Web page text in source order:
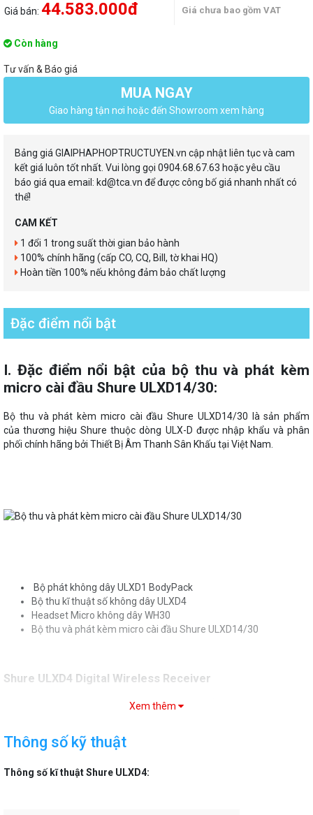
Giá bán: 44.583.000đ Giá chưa bao gồm VAT
Còn hàng
Tư vấn & Báo giá
MUA NGAY
Giao hàng tận nơi hoặc đến Showroom xem hàng
Bảng giá GIAIPHAPHOPTRUCTUYEN.vn cập nhật liên tục và cam
kết giá luôn tốt nhất. Vui lòng gọi 0904.68.67.63 hoặc yêu cầu
báo giá qua email: kd@tca.vn để được công bố giá nhanh nhất có
thể!
CAM KẾT
1 đổi 1 trong suất thời gian bảo hành
100% chính hãng (cấp CO, CQ, Bill, tờ khai HQ)
Hoàn tiền 100% nếu không đảm bảo chất lượng
Đặc điểm nổi bật
I. Đặc điểm nổi bật của bộ thu và phát kèm
micro cài đầu Shure ULXD14/30:
Bộ thu và phát kèm micro cài đầu Shure ULXD14/30 là sản phẩm
của thương hiệu Shure thuộc dòng ULX-D được nhập khẩu và phân
phối chính hãng bởi Thiết Bị Âm Thanh Sân Khấu tại Việt Nam.
Bộ phát không dây ULXD1 BodyPack
Bộ thu kĩ thuật số không dây ULXD4
Headset Micro không dây WH30
Bộ thu và phát kèm micro cài đầu Shure ULXD14/30
Shure ULXD4 Digital Wireless Receiver
Shure ULXD4 là bộ thu không dây nửa giá đỡ để sử dụng với Hệ thống
thời trên một kênh TV. Chất lượng âm thanh kỹ thuật số 24-bit trong
lại sự tái tạo tinh khiết nhất của tài liệu nguồn có sẵn trong hệ thống
Xem thêm
Thông số kỹ thuật
Thông số kĩ thuật Shure ULXD4: